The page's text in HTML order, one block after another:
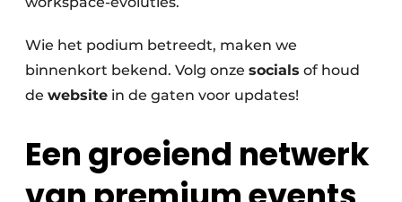
Wie het podium betreedt, maken we
binnenkort bekend. Volg onze socials of houd
de website in de gaten voor updates!
Een groeiend netwerk